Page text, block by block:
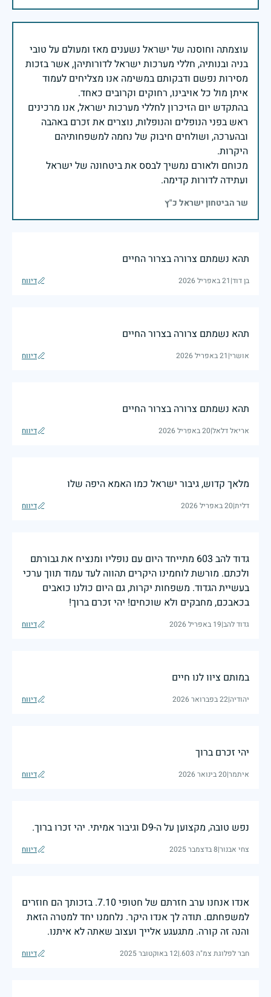
עוצמתה וחוסנה של ישראל נשענים מאז ומעולם על טובי
בניה ובנותיה, חללי מערכות ישראל לדורותיהן, אשר בזכות
מסירות נפשם ודבקותם במשימה אנו מצליחים לעמוד
בהתקדש יום הזיכרון לחללי מערכות ישראל, אנו מרכינים
ראש בפני הנופלים והנופלות, נוצרים את זכרם באהבה
ובהערכה, ושולחים חיבוק של נחמה למשפחותיהם
מכוחם ולאורם נמשיך לבסס את ביטחונה של ישראל
ועתידה לדורות קדימה.
שר הביטחון ישראל כ"ץ
תהא נשמתם צרורה בצרור החיים
בן דוד|21 באפריל 2026 דיווח
תהא נשמתם צרורה בצרור החיים
אושרי|21 באפריל 2026 דיווח
תהא נשמתם צרורה בצרור החיים
אריאל דלאל|20 באפריל 2026 דיווח
מלאך קדוש, גיבור ישראל כמו האמא היפה שלו
דלית|20 באפריל 2026 דיווח
גדוד להב 603 מתייחד היום עם נופליו ומנציח את גבורתם
ולכתם. מורשת לוחמינו היקרים תהווה לעד עמוד תווך ערכי
בעשיית הגדוד. משפחות יקרות, גם היום כולנו כואבים
בכאבכם, מחבקים ולא שוכחים! יהי זכרם ברוך!
גדוד להב|19 באפריל 2026 דיווח
במותם ציוו לנו חיים
יהודיה|22 בפברואר 2026 דיווח
יהי זכרם ברוך
איתמר|20 בינואר 2026 דיווח
נפש טובה, מקצוען על ה-D9 וגיבור אמיתי. יהי זכרו ברוך.
צחי אבנור|8 בדצמבר 2025 דיווח
אנדו אנחנו ערב חזרתם של חטופי 7.10. בזכותך הם חוזרים
למשפחתם. תודה לך אנדו היקר. נלחמנו יחד למטרה הזאת
והנה זה קורה. מתגעגע אלייך ועצוב שאתה לא איתנו.
חבר לפלוגת צמ"ה 603. |12 באוקטובר 2025 דיווח